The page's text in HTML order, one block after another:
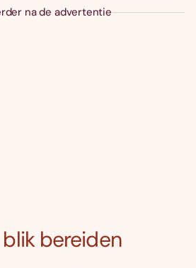
na de advertentie
bereiden